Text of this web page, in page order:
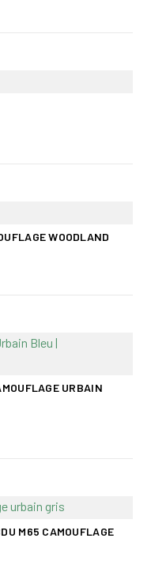
WOODLAND
URBAIN
M65 CAMOUFLAGE